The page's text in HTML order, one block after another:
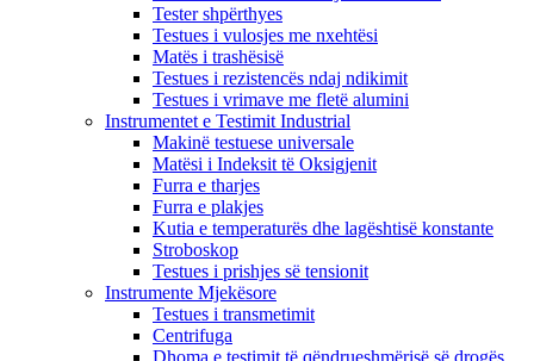
Tester shpërthyes
Testues i vulosjes me nxehtësi
Matës i trashësisë
Testues i rezistencës ndaj ndikimit
Testues i vrimave me fletë alumini
Instrumentet e Testimit Industrial
Makinë testuese universale
Matësi i Indeksit të Oksigjenit
Furra e tharjes
Furra e plakjes
Kutia e temperaturës dhe lagështisë konstante
Stroboskop
Testues i prishjes së tensionit
Instrumente Mjekësore
Testues i transmetimit
Centrifuga
Dhoma e testimit të qëndrueshmërisë së drogës